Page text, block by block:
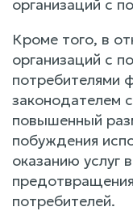
организаций с
Кроме того, в
организаций с
потребителями
законодателем
повышенный
побуждения
оказанию услуг
потребителей.